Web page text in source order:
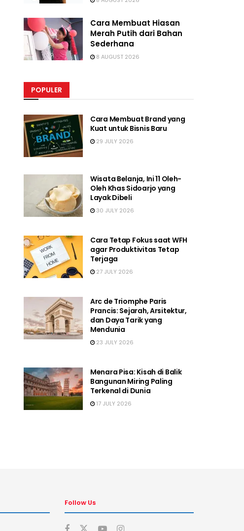
Cara Membuat Hiasan
Merah Putih dari Bahan
Sederhana
8 AUGUST 2026
POPULER
Cara Membuat Brand yang
Kuat untuk Bisnis Baru
29 JULY 2026
Wisata Belanja, Ini 11 Oleh-
Oleh Khas Sidoarjo yang
Layak Dibeli
30 JULY 2026
Cara Tetap Fokus saat WFH
agar Produktivitas Tetap
Terjaga
27 JULY 2026
Arc de Triomphe Paris
Prancis: Sejarah, Arsitektur,
dan Daya Tarik yang
Mendunia
23 JULY 2026
Menara Pisa: Kisah di Balik
Bangunan Miring Paling
Terkenal di Dunia
17 JULY 2026
Follow Us